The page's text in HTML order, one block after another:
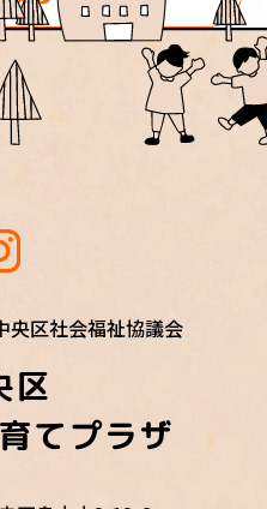
央区社会福祉協議会
区
てプラザ